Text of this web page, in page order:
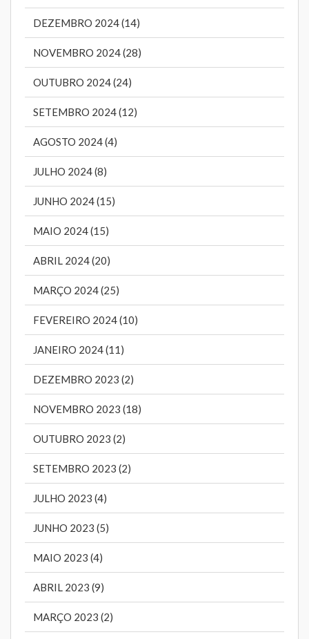
DEZEMBRO 2024 (14)
NOVEMBRO 2024 (28)
OUTUBRO 2024 (24)
SETEMBRO 2024 (12)
AGOSTO 2024 (4)
JULHO 2024 (8)
JUNHO 2024 (15)
MAIO 2024 (15)
ABRIL 2024 (20)
MARÇO 2024 (25)
FEVEREIRO 2024 (10)
JANEIRO 2024 (11)
DEZEMBRO 2023 (2)
NOVEMBRO 2023 (18)
OUTUBRO 2023 (2)
SETEMBRO 2023 (2)
JULHO 2023 (4)
JUNHO 2023 (5)
MAIO 2023 (4)
ABRIL 2023 (9)
MARÇO 2023 (2)